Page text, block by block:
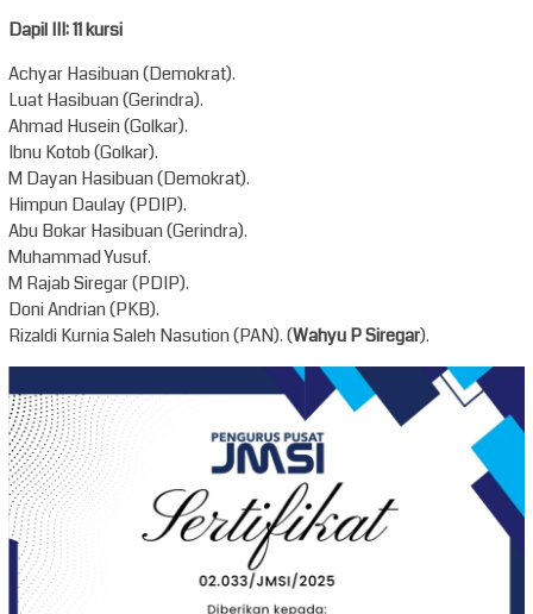
Dapil III: 11 kursi
Achyar Hasibuan (Demokrat).
Luat Hasibuan (Gerindra).
Ahmad Husein (Golkar).
Ibnu Kotob (Golkar).
M Dayan Hasibuan (Demokrat).
Himpun Daulay (PDIP).
Abu Bokar Hasibuan (Gerindra).
Muhammad Yusuf.
M Rajab Siregar (PDIP).
Doni Andrian (PKB).
Rizaldi Kurnia Saleh Nasution (PAN). (Wahyu P Siregar).